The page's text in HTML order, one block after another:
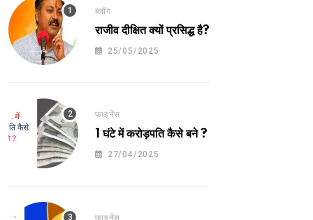
ब्लॉग
राजीव दीक्षित क्यों प्रसिद्ध है?
25/05/2025
फाइनेंस
1 घंटे में करोड़पति कैसे बने ?
27/04/2025
फाइनेंस